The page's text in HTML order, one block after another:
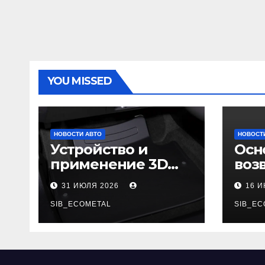
YOU MISSED
НОВОСТИ АВТО
Устройство и
применение 3D
автомобильных
ковриков
31 ИЮЛЯ 2026
SIB_ECOMETAL
16